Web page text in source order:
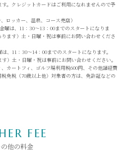
。クレジットカードはご利用になれませんので予
ロッカー、温泉、コース売店）
曜は、11：30～13：00までのスタートになりま
ます）土・日曜・祝は事前にお問い合わせくださ
、11：30～14：00までのスタートになります。
）土・日曜・祝は事前にお問い合わせください。
カートフィ、ゴルフ場利用税600円、その他諸経費
免税（70歳以上他）対象者の方は、免許証などの
FEE
他の料金